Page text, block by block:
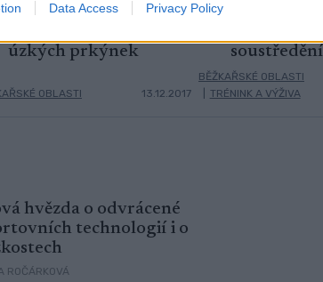
Data Access Privacy Policy
Passo Lavazè – italský
úzkých prkýnek
OBLASTI 13.12.2017
4
soustředění
BĚŽKAŘSKÉ OBLASTI
TRÉNINK A VÝŽIVA
hvězda o odvrácené
technologií i o
ROČÁRKOVÁ